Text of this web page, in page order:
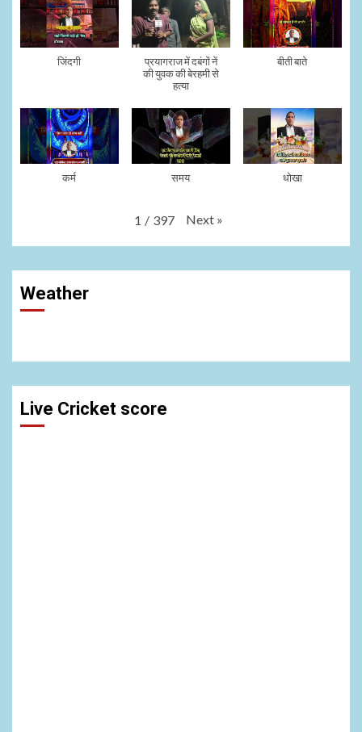
जिंदगी
प्रयागराज में दबंगों नें
की युवक की बेरहमी से
हत्या
बीती बाते
कर्म समय धोखा
1 / 397 Next »
Weather
Live Cricket score